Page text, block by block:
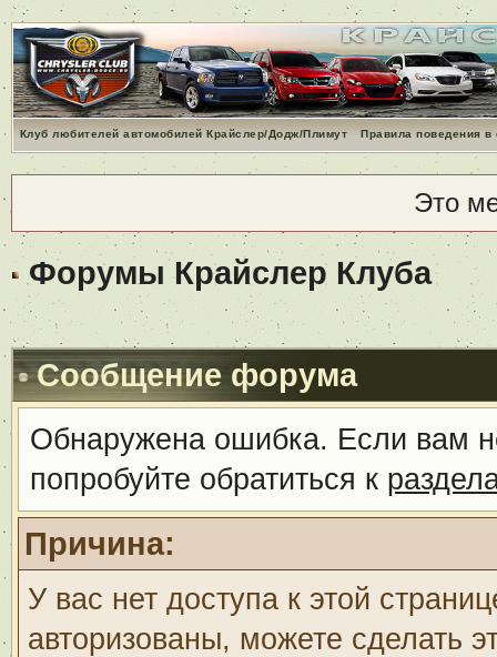
Клуб любителей автомобилей Крайслер/Додж/Плимут Правила поведения
Это
Форумы Крайслер Клуба
Сообщение форума
Обнаружена ошибка. Если вам
попробуйте обратиться к
Причина:
У вас нет доступа к этой
авторизованы, можете сделать